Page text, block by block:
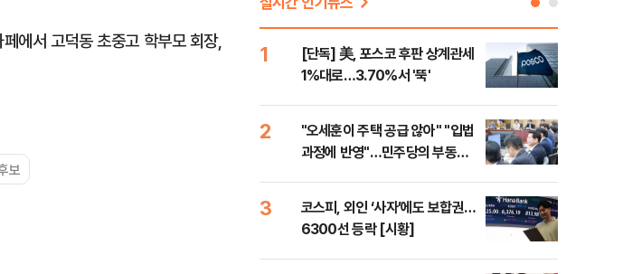
에서 고덕동 초중고 학부모 회장,
보
1
[단독] 美, 포스코 후판 상계관세
1%대로…3.70%서 '뚝'
2
"오세훈이 주택 공급 않아" "입법
과정에 반영"…민주당의 부동산
3
코스피, 외인 ‘사자’에도 보합권…
6300선 등락 [시황]